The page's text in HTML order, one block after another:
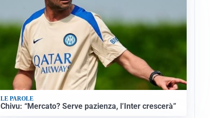
LE PAROLE
Chivu: “Mercato? Serve pazienza, l’Inter crescerà”